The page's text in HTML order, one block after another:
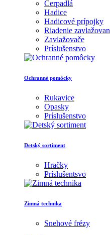
Čerpadlá
Hadice
Hadicové prípojky
Riadenie
Zavlažovače
Príslušenstvo
Ochranné pomôcky
Rukavice
Opasky
Príslušenstvo
Detský sortiment
Hračky
Príslušentsvo
Zimná technika
Snehové frézy